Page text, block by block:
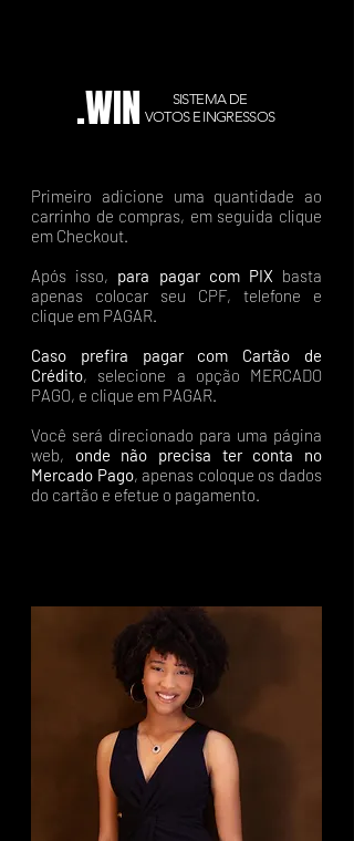
.WIN
SISTEMA DE
VOTOS E INGRESSOS
Primeiro adicione uma quantidade ao
carrinho de compras, em seguida clique
em Checkout.
Após isso, para pagar com PIX basta
apenas colocar seu CPF, telefone e
clique em PAGAR.
Caso prefira pagar com Cartão de
Crédito, selecione a opção MERCADO
PAGO, e clique em PAGAR.
Você será direcionado para uma página
web, onde não precisa ter conta no
Mercado Pago, apenas coloque os dados
do cartão e efetue o pagamento.